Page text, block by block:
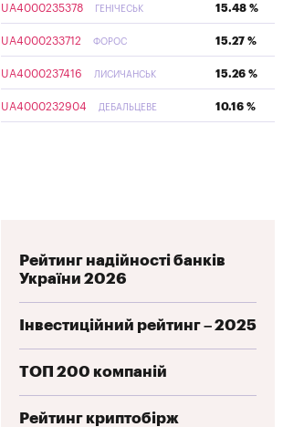
UA4000235378 ГЕНІЧЕСЬК 15.48 %
UA4000233712 ФОРОС 15.27 %
UA4000237416 ЛИСИЧАНСЬК 15.26 %
UA4000232904 ДЕБАЛЬЦЕВЕ 10.16 %
Рейтинг надійності банків
України 2026
Інвестиційний рейтинг – 2025
ТОП 200 компаній
Рейтинг криптобірж